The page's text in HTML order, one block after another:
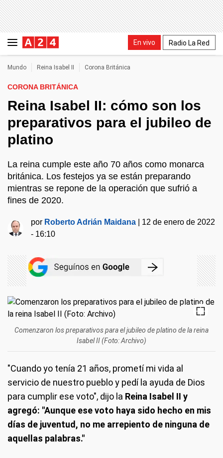
En vivo Radio La Red
Mundo Reina Isabel II Corona Británica
CORONA BRITÁNICA
Reina Isabel II: cómo son los
preparativos para el jubileo de
platino
La reina cumple este año 70 años como monarca
británica. Los festejos ya se están preparando
mientras se repone de la operación que sufrió a
fines de 2020.
por Roberto Adrián Maidana
12 de enero de 2022
- 16:10
Comenzaron los preparativos para el jubileo de platino de la reina
Isabel II (Foto: Archivo)
"Cuando yo tenía 21 años, prometí mi vida al
servicio de nuestro pueblo y pedí la ayuda de Dios
para cumplir ese voto", dijo la Reina Isabel II y
agregó: "Aunque ese voto haya sido hecho en mis
días de juventud, no me arrepiento de ninguna de
aquellas palabras."